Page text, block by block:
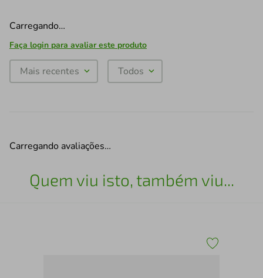
Carregando…
Faça login para avaliar este produto
Mais recentes Todos
Carregando avaliações…
Quem viu isto, também viu...